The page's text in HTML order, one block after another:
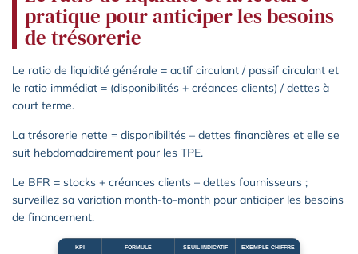
pratique pour anticiper les besoins
de trésorerie
Le ratio de liquidité générale = actif circulant / passif circulant et
le ratio immédiat = (disponibilités + créances clients) / dettes à
court terme.
La trésorerie nette = disponibilités – dettes financières et elle se
suit hebdomadairement pour les TPE.
Le BFR = stocks + créances clients – dettes fournisseurs ;
surveillez sa variation month-to-month pour anticiper les besoins
de financement.
KPI FORMULE SEUIL INDICATIF EXEMPLE CHIFFRÉ